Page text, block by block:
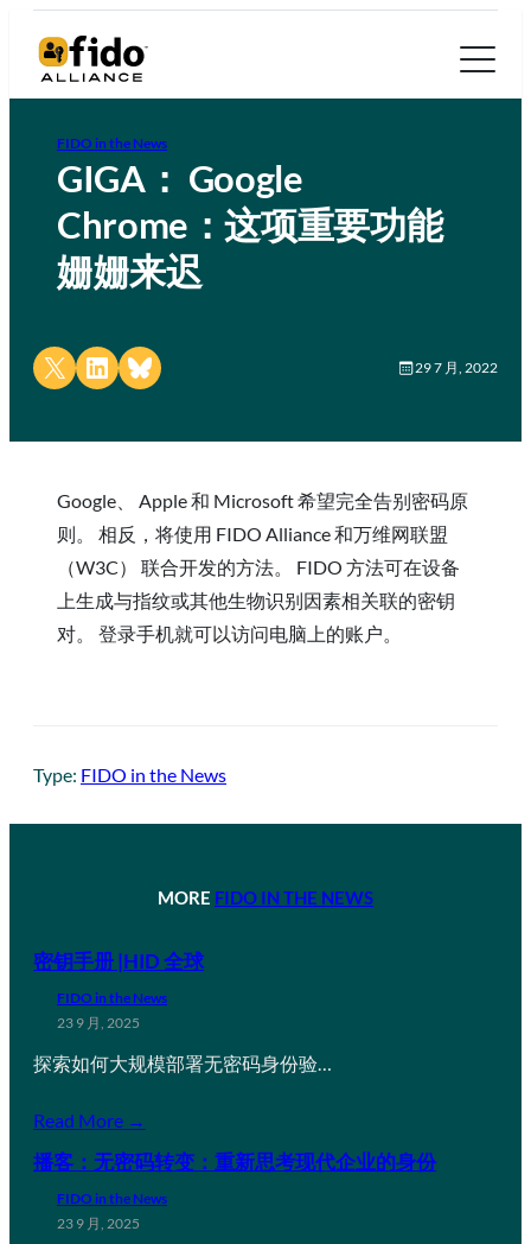
FIDO in the News
GIGA： Google
Chrome：这项重要功能
姗姗来迟
Share on X Share on LinkedIn
Share on Bluesky 29 7 月, 2022
Google、 Apple 和 Microsoft 希望完全告别密码原
则。 相反，将使用 FIDO Alliance 和万维网联盟
（W3C） 联合开发的方法。 FIDO 方法可在设备
上生成与指纹或其他生物识别因素相关联的密钥
对。 登录手机就可以访问电脑上的账户。
Type: FIDO in the News
MORE FIDO IN THE NEWS
密钥手册 |HID 全球
FIDO in the News
23 9 月, 2025
探索如何大规模部署无密码身份验…
Read More →
播客：无密码转变：重新思考现代企业的身份
FIDO in the News
23 9 月, 2025